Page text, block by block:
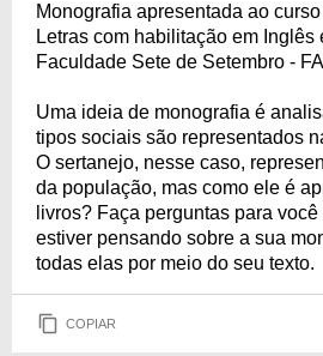
Monografia apresentada ao
Letras com habilitação em Inglês
Faculdade Sete de Setembro -
Uma ideia de monografia é
tipos sociais são representados
O sertanejo, nesse caso,
da população, mas como ele é
livros? Faça perguntas para
estiver pensando sobre a sua
todas elas por meio do seu texto.
COPIAR